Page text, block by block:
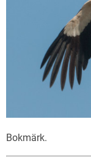
Bokmärk.